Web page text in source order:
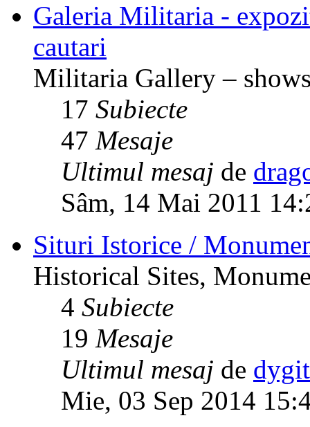
Galeria Militaria -
cautari
Militaria Gallery –
17 Subiecte
47 Mesaje
Ultimul mesaj de
Sâm, 14 Mai 2011
Situri Istorice /
Historical Sites,
4 Subiecte
19 Mesaje
Ultimul mesaj de
Mie, 03 Sep 2014